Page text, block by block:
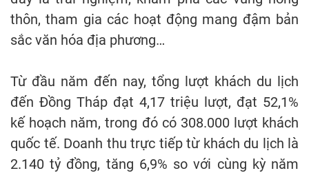
thôn, tham gia các hoạt động mang đậm bản
sắc văn hóa địa phương…
Từ đầu năm đến nay, tổng lượt khách du lịch
đến Đồng Tháp đạt 4,17 triệu lượt, đạt 52,1%
kế hoạch năm, trong đó có 308.000 lượt khách
quốc tế. Doanh thu trực tiếp từ khách du lịch là
2.140 tỷ đồng, tăng 6,9% so với cùng kỳ năm